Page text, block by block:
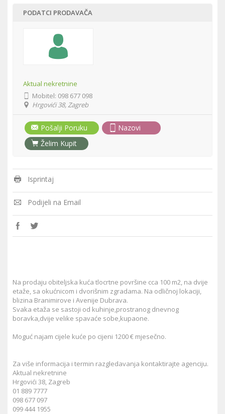
PODATCI PRODAVAČA
Aktual nekretnine
Mobitel: 098 677 098
Hrgovići 38, Zagreb
Pošalji Poruku
Nazovi
Želim Kupit
Isprintaj
Podijeli na Email
Na prodaju obiteljska kuća tlocrtne površine cca 100 m2, na dvije
etaže, sa okućnicom i dvorišnim zgradama. Na odličnoj lokaciji,
blizina Branimirove i Avenije Dubrava.
Svaka etaža se sastoji od kuhinje,prostranog dnevnog
boravka,dvije velike spavaće sobe,kupaone.
Moguć najam cijele kuće po cijeni 1200 € mjesečno.
Za više informacija i termin razgledavanja kontaktirajte agenciju.
Aktual nekretnine
Hrgovići 38, Zagreb
01 889 7777
098 677 097
099 444 1955